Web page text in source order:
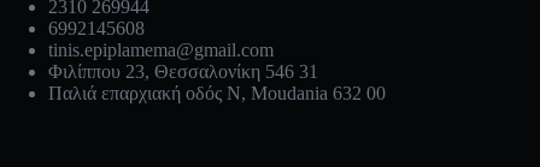
2310 269944
6992145608
tinis.epiplamema@gmail.com
Φιλίππου 23, Θεσσαλονίκη 546 31
Παλιά επαρχιακή οδός Ν, Moudania 632 00